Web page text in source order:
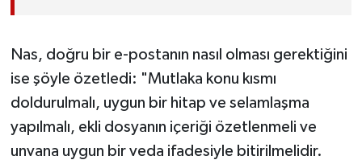
Nas, doğru bir e-postanın nasıl olması gerektiğini
ise şöyle özetledi: "Mutlaka konu kısmı
doldurulmalı, uygun bir hitap ve selamlaşma
yapılmalı, ekli dosyanın içeriği özetlenmeli ve
unvana uygun bir veda ifadesiyle bitirilmelidir.